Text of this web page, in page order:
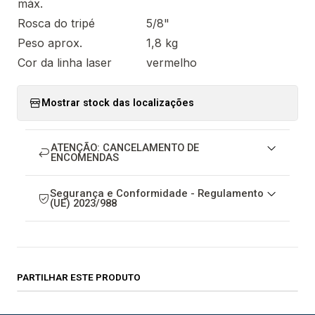
máx.
Rosca do tripé
5/8"
Peso aprox.
1,8 kg
Cor da linha laser
vermelho
Mostrar stock das localizações
ATENÇÃO: CANCELAMENTO DE
ENCOMENDAS
Segurança e Conformidade - Regulamento
(UE) 2023/988
PARTILHAR ESTE PRODUTO